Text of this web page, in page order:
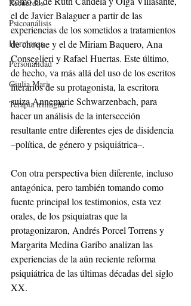
Recuerdos
Psicoanálisis
Hormonas
Personalidad
Giulia Mari
Terapia trilingüe
el de Javier Balaguer a partir de las
experiencias de los sometidos a tratamientos
de choque y el de Miriam Baquero, Ana
Conseglieri y Rafael Huertas. Este último,
de hecho, va más allá del uso de los escritos
literarios de su protagonista, la escritora
suiza Annemarie Schwarzenbach, para
hacer un análisis de la intersección
resultante entre diferentes ejes de disidencia
–política, de género y psiquiátrica–.
Con otra perspectiva bien diferente, incluso
antagónica, pero también tomando como
fuente principal los testimonios, esta vez
orales, de los psiquiatras que la
protagonizaron, Andrés Porcel Torrens y
Margarita Medina Garibo analizan las
experiencias de la aún reciente reforma
psiquiátrica de las últimas décadas del siglo
XX.